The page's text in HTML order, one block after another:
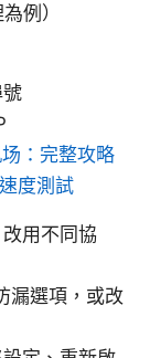
例）
：完整攻略
度測試
用不同協
漏選項，或改